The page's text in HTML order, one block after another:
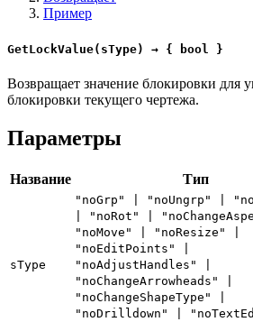
Пример
GetLockValue(sType) → { bool }
Возвращает значение блокировки для
блокировки текущего чертежа.
Параметры
Название Тип
sType
"noGrp" | "noUngrp" |
| "noRot" |
"noMove" | "noResize" |
"noEditPoints" |
"noAdjustHandles" |
"noChangeArrowheads" |
"noChangeShapeType" |
"noDrilldown" |